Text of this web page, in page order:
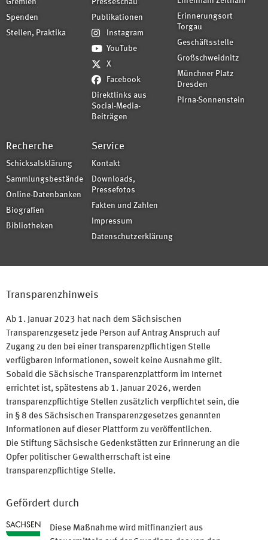
Gremien
Spenden
Stellen, Praktika
Presseschau
Publikationen
Instagram
YouTube
X
Facebook
Direktlinks aus
Social-Media-
Beiträgen
Erinnerungsort
Torgau
Geschäftsstelle
Großschweidnitz
Münchner Platz
Dresden
Pirna-Sonnenstein
Recherche
Schicksalsklärung
Sammlungsbestände
Online-Datenbanken
Biografien
Bibliotheken
Service
Kontakt
Downloads,
Pressefotos
Fakten und Zahlen
Impressum
Datenschutzerklärung
Transparenzhinweis
Ab 1. Januar 2023 hat nach dem Sächsischen
Transparenzgesetz jede Person auf Antrag Anspruch auf
Zugang zu den bei einer transparenzpflichtigen Stelle
verfügbaren Informationen, soweit keine Ausnahme gilt.
Sobald die Sächsische Transparenzplattform im Internet
errichtet ist, spätestens ab 1. Januar 2026, werden
transparenzpflichtige Stellen zusätzlich verpflichtet sein, die
in § 8 des Sächsischen Transparenzgesetzes genannten
Informationen auf dieser Plattform zu veröffentlichen.
Die Stiftung Sächsische Gedenkstätten zur Erinnerung an die
Opfer politischer Gewaltherrschaft ist eine
transparenzpflichtige Stelle.
Gefördert durch
Diese Maßnahme wird mitfinanziert aus